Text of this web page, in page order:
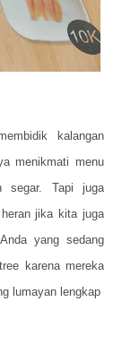
kalangan
menikmati menu
segar. Tapi juga
jika kita juga
yang sedang
karena mereka
lumayan lengkap